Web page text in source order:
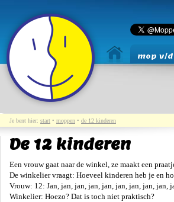
mop v/
Je bent hier: start • moppen • de 12 kinderen
De 12 kinderen
Een vrouw gaat naar de winkel, ze maakt een
De winkelier vraagt: Hoeveel kinderen heb je en
Vrouw: 12: Jan, jan, jan, jan, jan, jan, jan, jan, jan,
Winkelier: Hoezo? Dat is toch niet praktisch?